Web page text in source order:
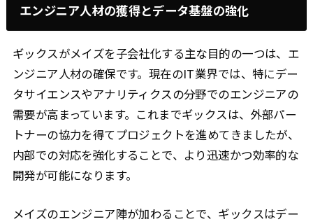
エンジニア人材の獲得とデータ基盤の強化
ギックスがメイズを子会社化する主な目的の一つは、エ
ンジニア人材の確保です。現在のIT業界では、特にデー
タサイエンスやアナリティクスの分野でのエンジニアの
需要が高まっています。これまでギックスは、外部パー
トナーの協力を得てプロジェクトを進めてきましたが、
内部での対応を強化することで、より迅速かつ効率的な
開発が可能になります。
メイズのエンジニア陣が加わることで、ギックスはデー